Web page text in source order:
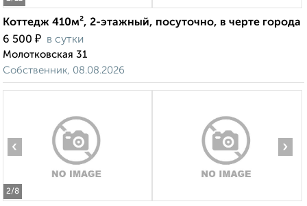
Коттедж 410м², 2-этажный, посуточно, в черте города
6 500 ₽ в сутки
Молотковская 31
Собственник, 08.08.2026
2/8
‹ ›